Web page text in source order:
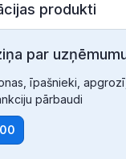
produkti
par
īpašnieki,
pārbaudi